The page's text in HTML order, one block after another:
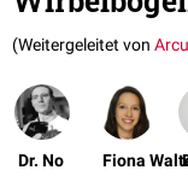
(Weitergeleitet von
Dr. No Fiona